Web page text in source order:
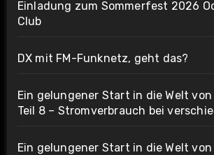
Einladung zum Sommerfest 2026
Club
DX mit FM-Funknetz, geht das?
Ein gelungener Start in die Welt von
Teil 8 – Stromverbrauch bei
Ein gelungener Start in die Welt von